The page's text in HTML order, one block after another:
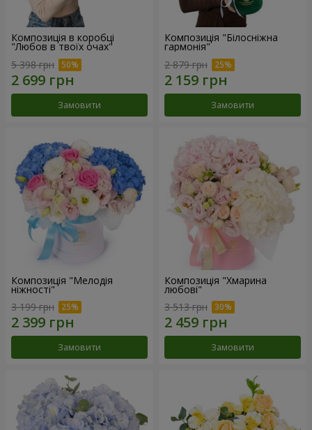
Композиція в коробці
"Любов в твоїх очах"
5 398 грн
Замовити
Композиція "Білосніжна
гармонія"
2 879 грн
Замовити
Композиція "Мелодія
ніжності"
3 199 грн
Замовити
Композиція "Хмарина
любові"
3 513 грн
Замовити